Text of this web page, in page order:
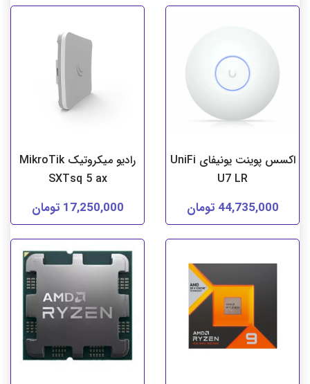
اکسس پوینت یونیفای UniFi
U7 LR
44,735,000 تومان
رادیو میکروتیک MikroTik
SXTsq 5 ax
17,250,000 تومان